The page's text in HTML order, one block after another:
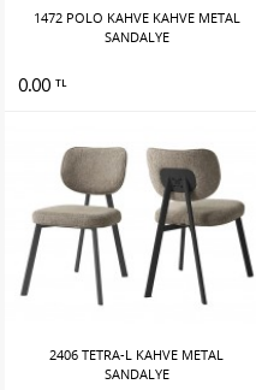
1472 POLO KAHVE KAHVE METAL
SANDALYE
0.00 TL
2406 TETRA-L KAHVE METAL
SANDALYE